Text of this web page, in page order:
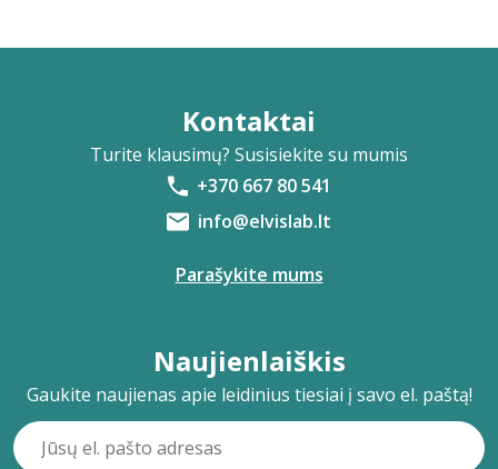
Kontaktai
Turite klausimų? Susisiekite su mumis
+370 667 80 541
info@elvislab.lt
Parašykite mums
Naujienlaiškis
Gaukite naujienas apie leidinius tiesiai į savo el. paštą!